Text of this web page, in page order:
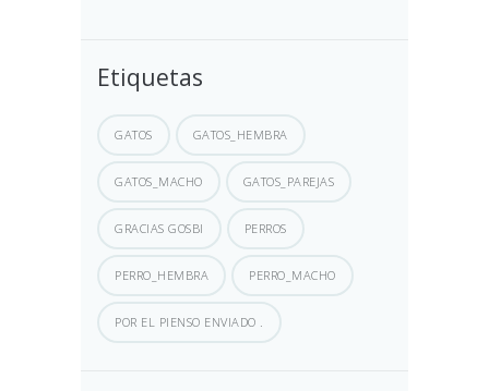
Etiquetas
GATOS GATOS_HEMBRA
GATOS_MACHO GATOS_PAREJAS
GRACIAS GOSBI PERROS
PERRO_HEMBRA PERRO_MACHO
POR EL PIENSO ENVIADO .